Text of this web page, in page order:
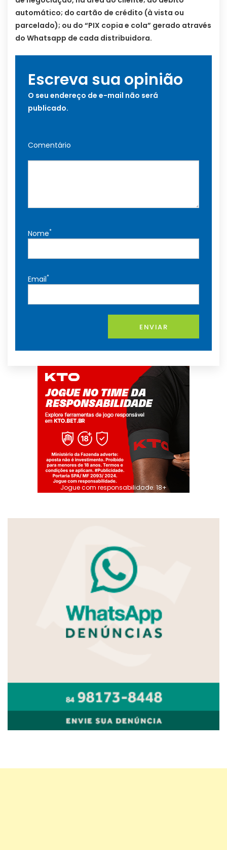
automático; do cartão de crédito (à vista ou
parcelado); ou do “PIX copia e cola” gerado através
do Whatsapp de cada distribuidora.
Escreva sua opinião
O seu endereço de e-mail não será
publicado.
Comentário
Nome*
Email*
ENVIAR
Jogue com responsabilidade. 18+